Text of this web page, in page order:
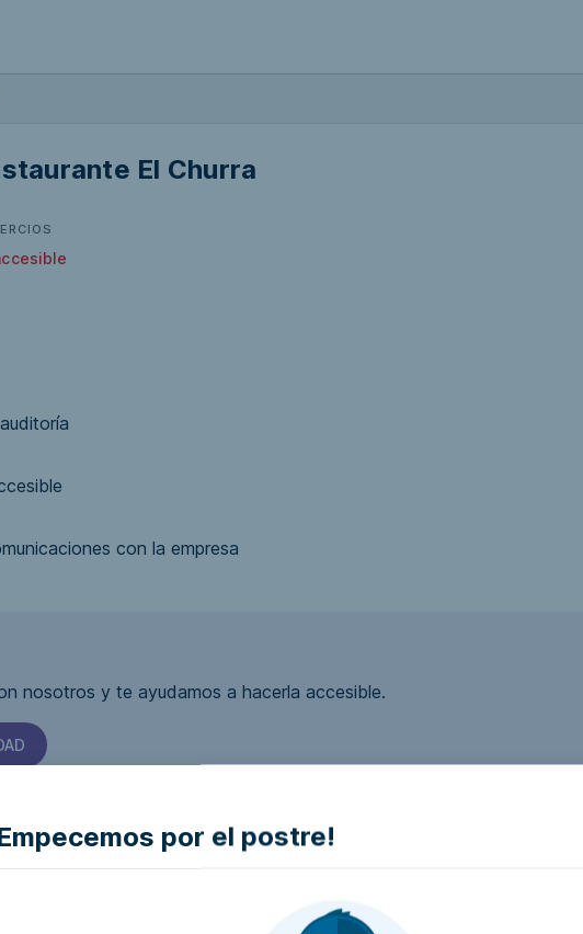
por el postre!
El Churra
con la empresa
nosotros y te ayudamos a hacerla accesible.
sea accesible?
con la empresa e intentaremos que la hagan accesible..